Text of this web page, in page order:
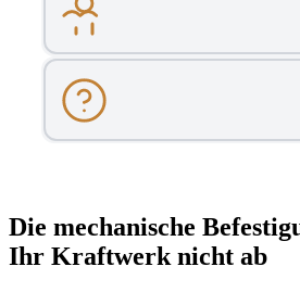
Die mechanische
Ihr Kraftwerk nicht ab